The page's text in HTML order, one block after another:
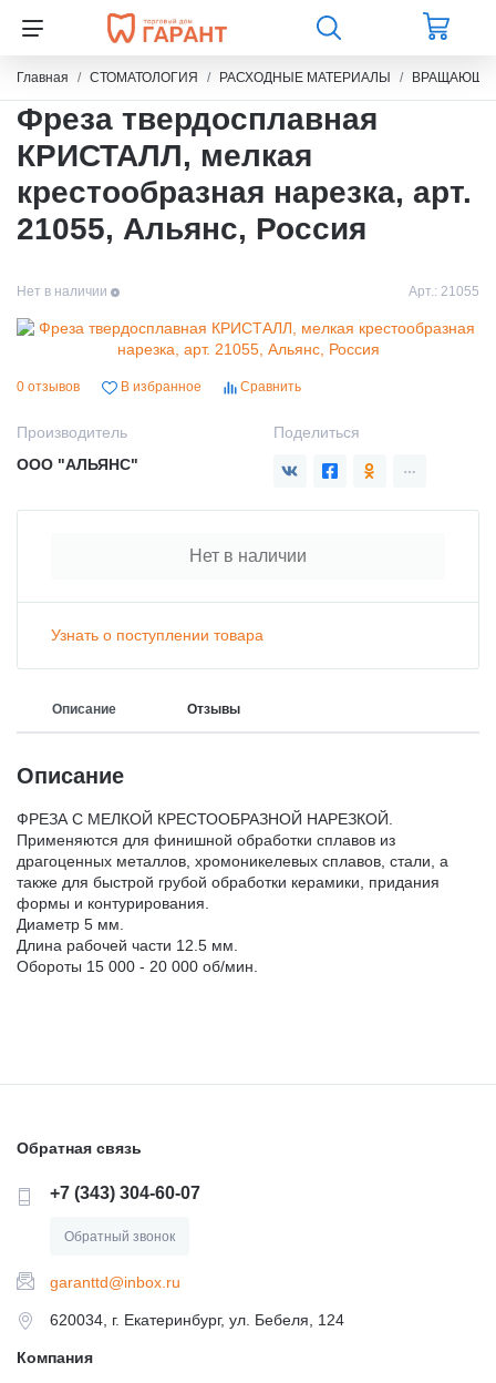
Главная СТОМАТОЛОГИЯ РАСХОДНЫЕ МАТЕРИАЛЫ
Фреза твердосплавная
КРИСТАЛЛ, мелкая
крестообразная нарезка, арт.
21055, Альянс, Россия
Нет в наличии Арт.: 21055
0 отзывов В избранное Сравнить
Производитель
ООО "АЛЬЯНС"
Поделиться
Нет в наличии
Узнать о поступлении товара
Описание Отзывы
Описание
ФРЕЗА С МЕЛКОЙ КРЕСТООБРАЗНОЙ НАРЕЗКОЙ.
Применяются для финишной обработки сплавов из
драгоценных металлов, хромоникелевых сплавов, стали, а
также для быстрой грубой обработки керамики, придания
формы и контурирования.
Диаметр 5 мм.
Длина рабочей части 12.5 мм.
Обороты 15 000 - 20 000 об/мин.
Обратная связь
+7 (343) 304-60-07
Обратный звонок
garanttd@inbox.ru
620034, г. Екатеринбург, ул. Бебеля, 124
Компания